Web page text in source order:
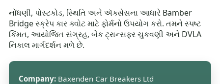
નોંધણી, પોસ્ટકોડ, સ્થિતિ અને ઍક્સેસના આધારે Bamber
Bridge સ્ક્રેપ કાર ક્વોટ માટે ફોર્મનો ઉપયોગ કરો. તમને સ્પષ્ટ
કિંમત, આયોજિત સંગ્રહ, બેંક ટ્રાન્સફર ચુકવણી અને DVLA
નિકાલ માર્ગદર્શન મળે છે.
Company: Baxenden Car Breakers Ltd